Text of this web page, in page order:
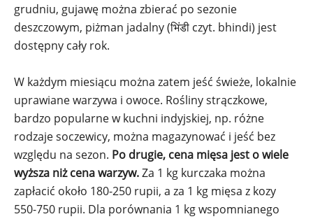
grudniu, gujawę można zbierać po sezonie
deszczowym, piżman jadalny (भिंडी czyt. bhindi) jest
dostępny cały rok.
W każdym miesiącu można zatem jeść świeże, lokalnie
uprawiane warzywa i owoce. Rośliny strączkowe,
bardzo popularne w kuchni indyjskiej, np. różne
rodzaje soczewicy, można magazynować i jeść bez
względu na sezon. Po drugie, cena mięsa jest o wiele
wyższa niż cena warzyw.Za 1 kg kurczaka można
zapłacić około 180-250 rupii, a za 1 kg mięsa z kozy
550-750 rupii. Dla porównania 1 kg wspomnianego